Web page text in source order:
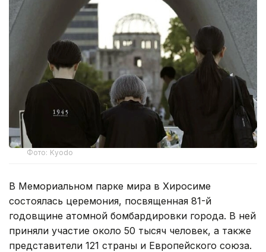
Фото: Kyodo
В Мемориальном парке мира в Хиросиме
состоялась церемония, посвященная 81-й
годовщине атомной бомбардировки города. В ней
приняли участие около 50 тысяч человек, а также
представители 121 страны и Европейского союза.